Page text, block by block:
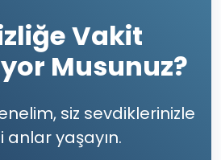
Vakit
Musunuz?
siz sevdiklerinizle
anlar yaşayın.